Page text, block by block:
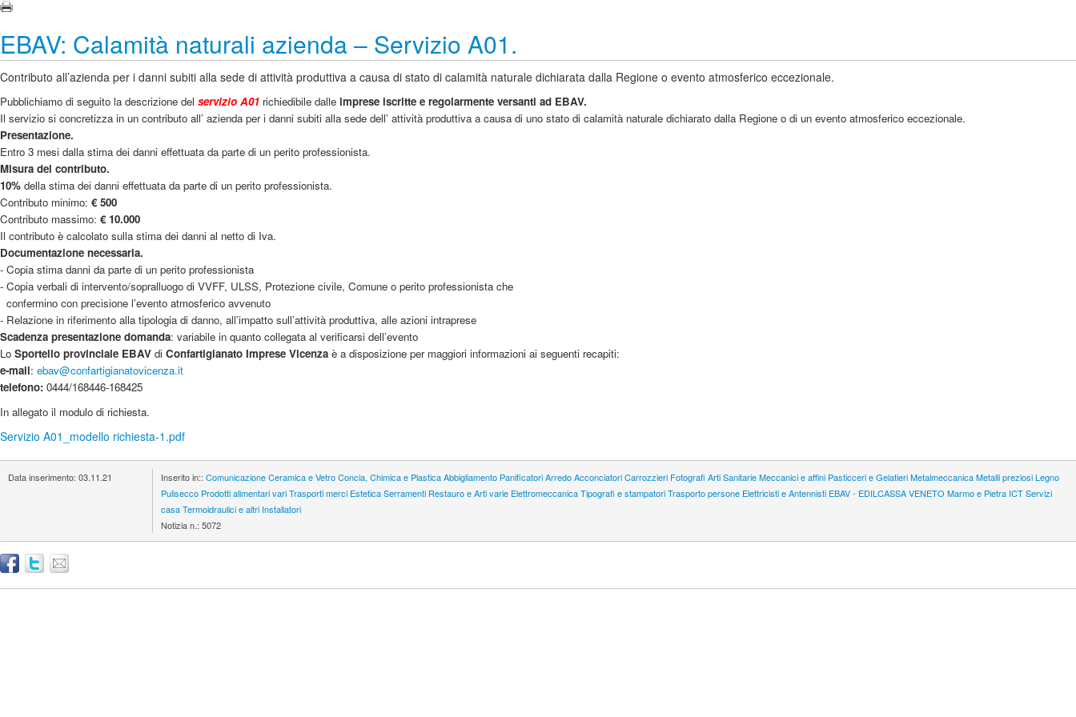
EBAV: Calamità naturali azienda – Servizio A01.
Contributo all’azienda per i danni subiti alla sede di attività produttiva a causa di stato di calamità naturale dichiarata dalla Regione o evento atmosferico eccezionale.
Pubblichiamo di seguito la descrizione del servizio A01 richiedibile dalle imprese iscritte e regolarmente versanti ad EBAV.
Il servizio si concretizza in un contributo all’ azienda per i danni subiti alla sede dell’ attività produttiva a causa di uno stato di calamità naturale dichiarato dalla Regione o di un evento atmosferico eccezionale.
Presentazione.
Entro 3 mesi dalla stima dei danni effettuata da parte di un perito professionista.
Misura del contributo.
10% della stima dei danni effettuata da parte di un perito professionista.
Contributo minimo: € 500
Contributo massimo: € 10.000
Il contributo è calcolato sulla stima dei danni al netto di Iva.
Documentazione necessaria.
- Copia stima danni da parte di un perito professionista
- Copia verbali di intervento/sopralluogo di VVFF, ULSS, Protezione civile, Comune o perito professionista che
confermino con precisione l’evento atmosferico avvenuto
- Relazione in riferimento alla tipologia di danno, all’impatto sull’attività produttiva, alle azioni intraprese
Scadenza presentazione domanda: variabile in quanto collegata al verificarsi dell’evento
Lo Sportello provinciale EBAV di Confartigianato Imprese Vicenza è a disposizione per maggiori informazioni ai seguenti recapiti:
e-mail: ebav@confartigianatovicenza.it
telefono: 0444/168446-168425
In allegato il modulo di richiesta.
Servizio A01_modello richiesta-1.pdf
Data inserimento: 03.11.21 Inserito in:: ComunicazioneCeramica e VetroConcia, Chimica e PlasticaAbbigliamento PanificatoriArredoAcconciatoriCarrozzieri Fotografi Arti SanitarieMeccanici e affini Pasticceri e GelatieriMetalmeccanicaMetalli preziosiLegno
Pulisecco Prodotti alimentari variTrasporti merci EsteticaSerramenti Restauro e Arti varie ElettromeccanicaTipografi e stampatoriTrasporto persone Elettricisti e Antennisti EBAV - EDILCASSA VENETO Marmo e Pietra ICTServizi
casaTermoidraulici e altri Installatori
Notizia n.: 5072